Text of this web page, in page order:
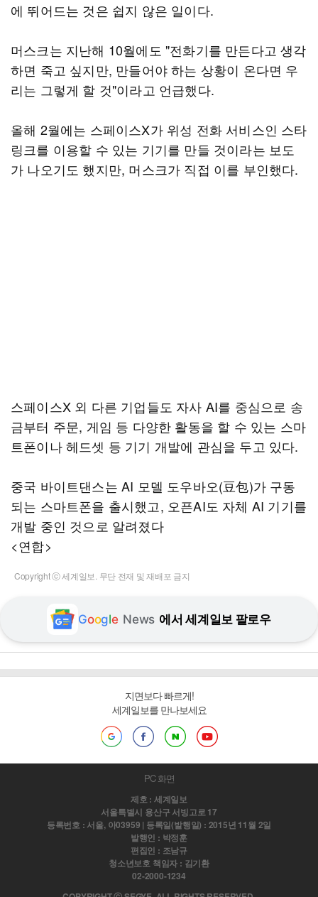
에 뛰어드는 것은 쉽지 않은 일이다.
머스크는 지난해 10월에도 "전화기를 만든다고 생각
하면 죽고 싶지만, 만들어야 하는 상황이 온다면 우
리는 그렇게 할 것"이라고 언급했다.
올해 2월에는 스페이스X가 위성 전화 서비스인 스타
링크를 이용할 수 있는 기기를 만들 것이라는 보도
가 나오기도 했지만, 머스크가 직접 이를 부인했다.
스페이스X 외 다른 기업들도 자사 AI를 중심으로 송
금부터 주문, 게임 등 다양한 활동을 할 수 있는 스마
트폰이나 헤드셋 등 기기 개발에 관심을 두고 있다.
중국 바이트댄스는 AI 모델 도우바오(豆包)가 구동
되는 스마트폰을 출시했고, 오픈AI도 자체 AI 기기를
개발 중인 것으로 알려졌다
<연합>
Copyright ⓒ 세계일보. 무단 전재 및 재배포 금지
Google News 에서 세계일보 팔로우
지면보다 빠르게!
세계일보를 만나보세요
PC 화면
제호 : 세계일보
서울특별시 용산구 서빙고로 17
등록번호 : 서울, 아03959 | 등록일(발행일) : 2015년 11월 2일
발행인 : 박정훈
편집인 : 조남규
청소년보호 책임자 : 김기환
02-2000-1234